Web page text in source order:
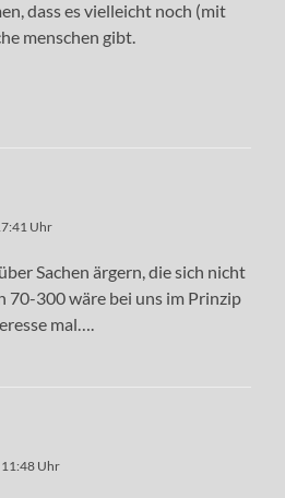
dass es vielleicht noch (mit
menschen gibt.
Uhr
Sachen ärgern, die sich nicht
70-300 wäre bei uns im Prinzip
mal….
11:48 Uhr